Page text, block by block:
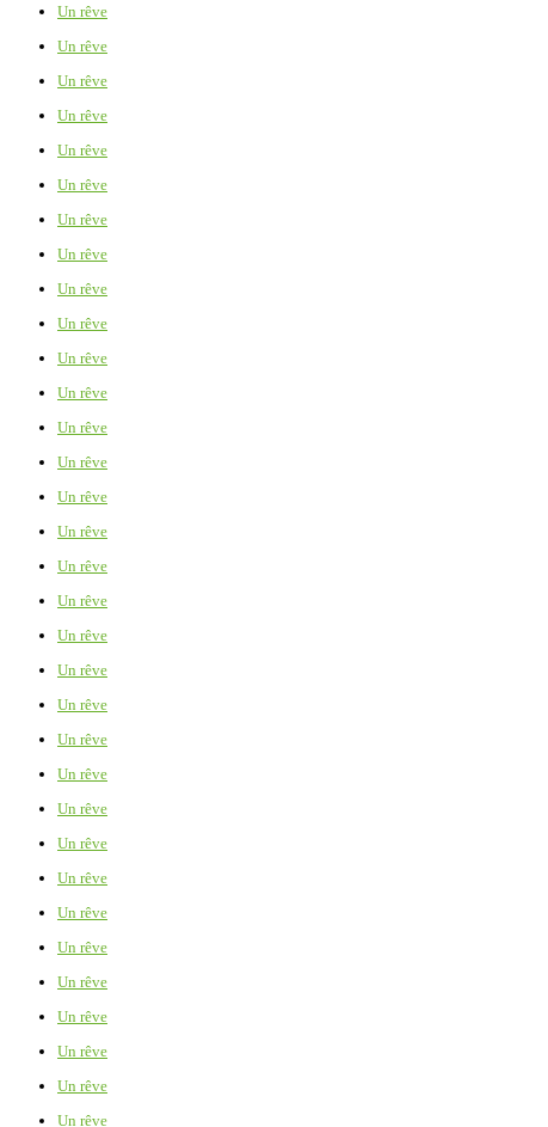
Un rêve
Un rêve
Un rêve
Un rêve
Un rêve
Un rêve
Un rêve
Un rêve
Un rêve
Un rêve
Un rêve
Un rêve
Un rêve
Un rêve
Un rêve
Un rêve
Un rêve
Un rêve
Un rêve
Un rêve
Un rêve
Un rêve
Un rêve
Un rêve
Un rêve
Un rêve
Un rêve
Un rêve
Un rêve
Un rêve
Un rêve
Un rêve
Un rêve